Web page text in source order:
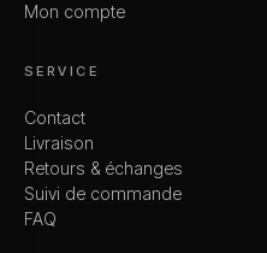
Mon compte
SERVICE
Contact
Livraison
Retours & échanges
Suivi de commande
FAQ